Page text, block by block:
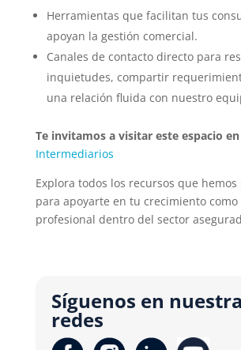
Herramientas que facilitan tus
apoyan la gestión comercial.
Canales de contacto directo para
inquietudes, compartir
una relación fluida con nuestro
Te invitamos a visitar este espacio en
Intermediarios
Explora todos los recursos que
para apoyarte en tu crecimiento como
profesional dentro del sector
Síguenos en
redes